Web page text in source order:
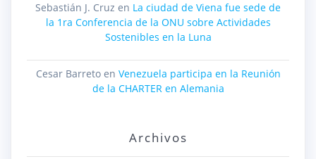
Sebastián J. Cruz en La ciudad de Viena fue sede de
la 1ra Conferencia de la ONU sobre Actividades
Sostenibles en la Luna
Cesar Barretoen Venezuela participa en la Reunión
de la CHARTER en Alemania
Archivos